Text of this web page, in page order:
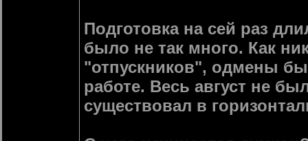
Подготовка на сей раз
было не так много. Как
"отпускников", одмены
работе. Весь август не
существовал в